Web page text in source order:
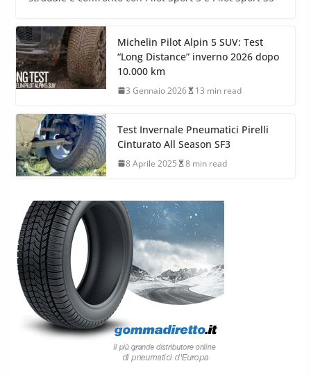
Michelin Pilot Alpin 5 SUV: Test
“Long Distance” inverno 2026 dopo
10.000 km
3 Gennaio 2026 13 min read
Test Invernale Pneumatici Pirelli
Cinturato All Season SF3
8 Aprile 2025 8 min read